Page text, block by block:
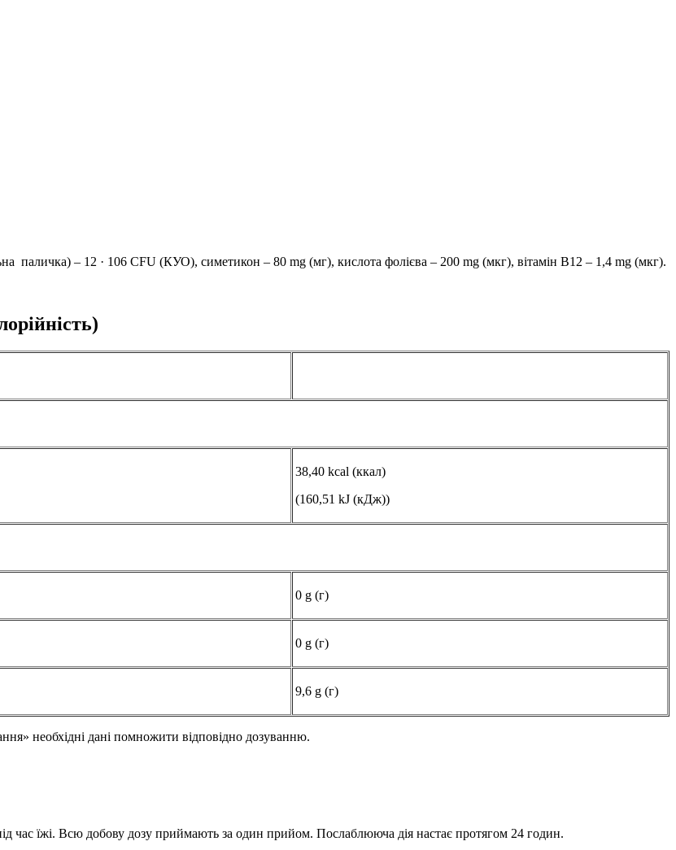
паличка) – 12 · 106 CFU (КУО), симетикон – 80 mg (мг), кислота фолієва – 200 mg (мкг), вітамін В12 – 1,4 mg (мкг).
38,40 kcal (ккал)
(160,51 kJ (кДж))
0 g (г)
0 g (г)
9,6 g (г)
необхідні дані помножити відповідно дозуванню.
час їжі. Всю добову дозу приймають за один прийом. Послаблююча дія настає протягом 24 годин.